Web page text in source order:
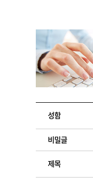
성함
비밀글
제목